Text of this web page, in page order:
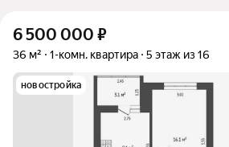
6 500 000 ₽
36 м² 1-комн. квартира 5 этаж из 16
новостройка